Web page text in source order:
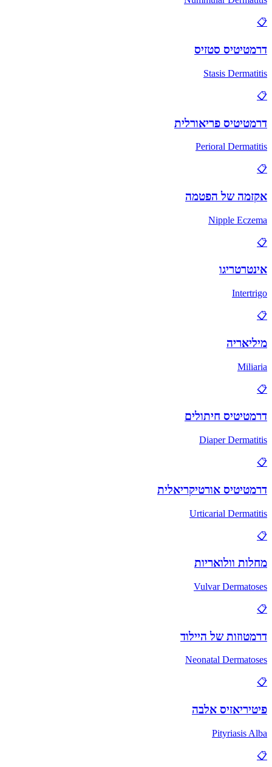
📋
דרמטיטיס סטזיס
Stasis Dermatitis
📋
דרמטיטיס פריאורלית
Perioral Dermatitis
📋
אקזמה של הפטמה
Nipple Eczema
📋
אינטרטריגו
Intertrigo
📋
מיליאריה
Miliaria
📋
דרמטיטיס חיתולים
Diaper Dermatitis
📋
דרמטיטיס אורטיקריאלית
Urticarial Dermatitis
📋
מחלות וולואריות
Vulvar Dermatoses
📋
דרמטוזות של היילוד
Neonatal Dermatoses
📋
פיטיריאזיס אלבה
Pityriasis Alba
📋